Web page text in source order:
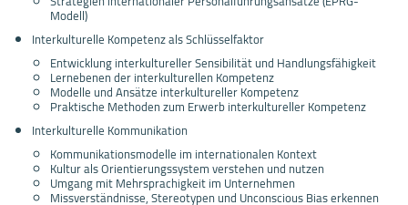
Modell)
Interkulturelle Kompetenz als Schlüsselfaktor
Entwicklung interkultureller Sensibilität und Handlungsfähigkeit
Lernebenen der interkulturellen Kompetenz
Modelle und Ansätze interkultureller Kompetenz
Praktische Methoden zum Erwerb interkultureller Kompetenz
Interkulturelle Kommunikation
Kommunikationsmodelle im internationalen Kontext
Kultur als Orientierungssystem verstehen und nutzen
Umgang mit Mehrsprachigkeit im Unternehmen
Missverständnisse, Stereotypen und Unconscious Bias erkennen